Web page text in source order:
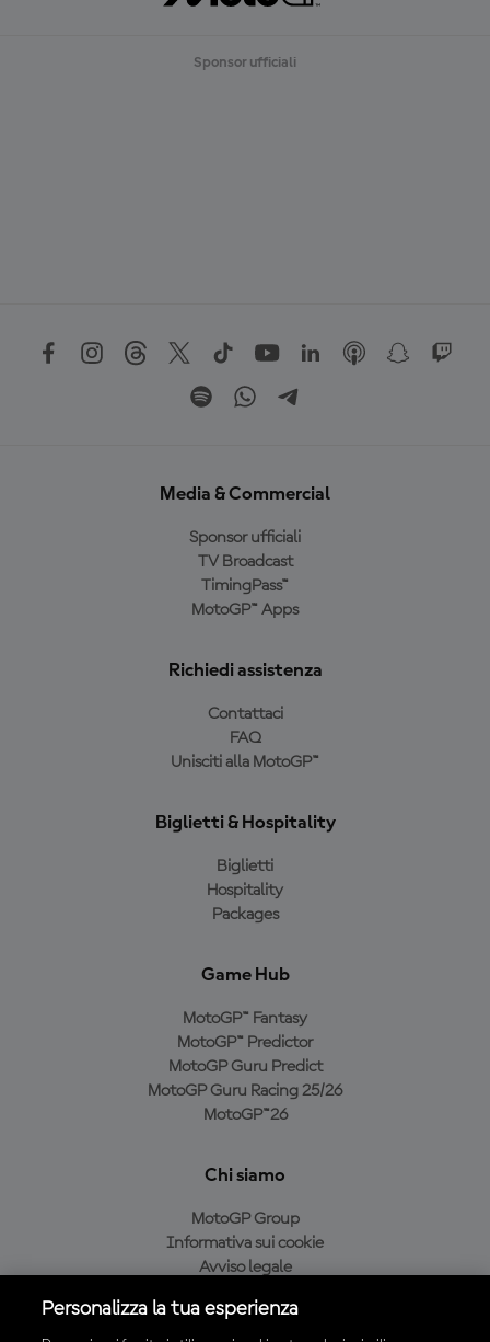
Sponsor ufficiali
Media & Commercial
Sponsor ufficiali
TV Broadcast
TimingPass™
MotoGP™ Apps
Richiedi assistenza
Contattaci
FAQ
Unisciti alla MotoGP™
Biglietti & Hospitality
Biglietti
Hospitality
Packages
Game Hub
MotoGP™ Fantasy
MotoGP™ Predictor
MotoGP Guru Predict
MotoGP Guru Racing 25/26
MotoGP™26
Chi siamo
MotoGP Group
Informativa sui cookie
Avviso legale
Condizioni di acquisto
Personalizza la tua esperienza